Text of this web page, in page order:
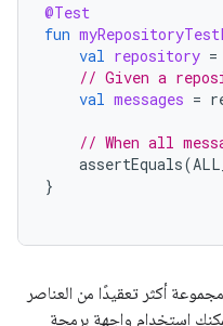
@Test
fun
val repository =
// Given a
val messages =
// When all
assertEquals(
}
أكثر تعقيدًا من العناصر
استخدام واجهة برمجة